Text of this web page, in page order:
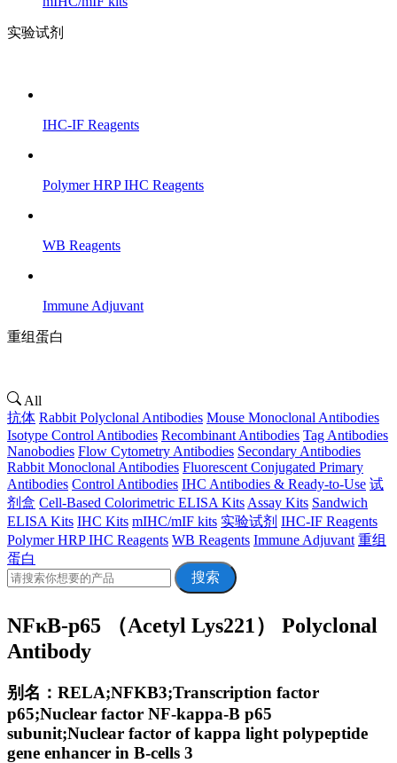
实验试剂
IHC-IF Reagents
Polymer HRP IHC Reagents
WB Reagents
Immune Adjuvant
重组蛋白
All
抗体 Rabbit Polyclonal Antibodies Mouse Monoclonal Antibodies
Isotype Control Antibodies Recombinant Antibodies Tag Antibodies
Nanobodies Flow Cytometry Antibodies Secondary Antibodies
Rabbit Monoclonal Antibodies Fluorescent Conjugated Primary
Antibodies Control Antibodies IHC Antibodies & Ready-to-Use 试
剂盒 Cell-Based Colorimetric ELISA Kits Assay Kits Sandwich
ELISA Kits IHC Kits mIHC/mIF kits 实验试剂 IHC-IF Reagents
Polymer HRP IHC Reagents WB Reagents Immune Adjuvant 重组
蛋白
搜索
NFκB-p65 （Acetyl Lys221） Polyclonal
Antibody
别名：RELA;NFKB3;Transcription factor
p65;Nuclear factor NF-kappa-B p65
subunit;Nuclear factor of kappa light polypeptide
gene enhancer in B-cells 3